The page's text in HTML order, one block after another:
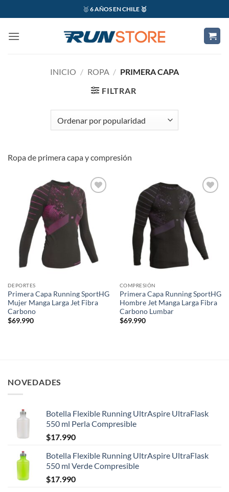
al
contenido
🥇 6 AÑOS EN CHILE 🥇
INICIO / ROPA / PRIMERA CAPA
FILTRAR
Ropa de primera capa y compresión
Add to
wishlist
DEPORTES
Primera Capa Running SportHG
Mujer Manga Larga Jet Fibra
Carbono
$69.990
COMPRESIÓN
Primera Capa Running SportHG
Hombre Jet Manga Larga Fibra
Carbono Lumbar
$69.990
NOVEDADES
Botella Flexible Running UltrAspire UltraFlask
550 ml Perla Compresible
$17.990
Botella Flexible Running UltrAspire UltraFlask
550 ml Verde Compresible
$17.990